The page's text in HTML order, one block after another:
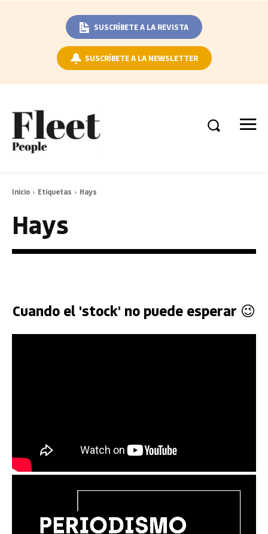
SUSCRÍBETE A LA REVISTA
SUSCRÍBETE A LA NEWSLETTER
Inicio Etiquetas Hays
Hays
Cuando el 'stock' no puede esperar 😉